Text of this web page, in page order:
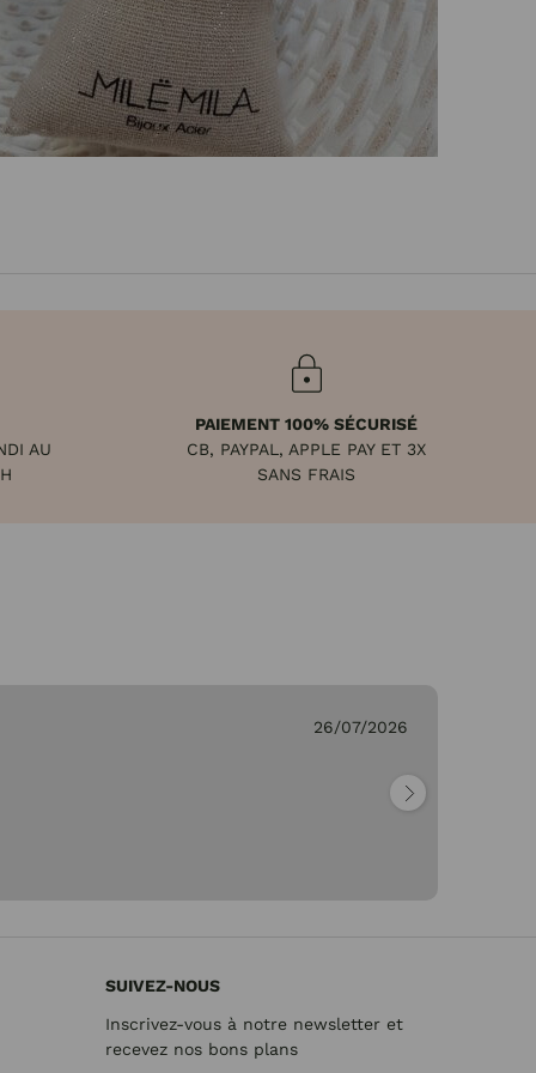
AU
PAIEMENT 100% SÉCURISÉ
CB, PAYPAL, APPLE PAY ET 3X
SANS FRAIS
26/07/2026
SUIVEZ-NOUS
Inscrivez-vous à notre newsletter et
recevez nos bons plans